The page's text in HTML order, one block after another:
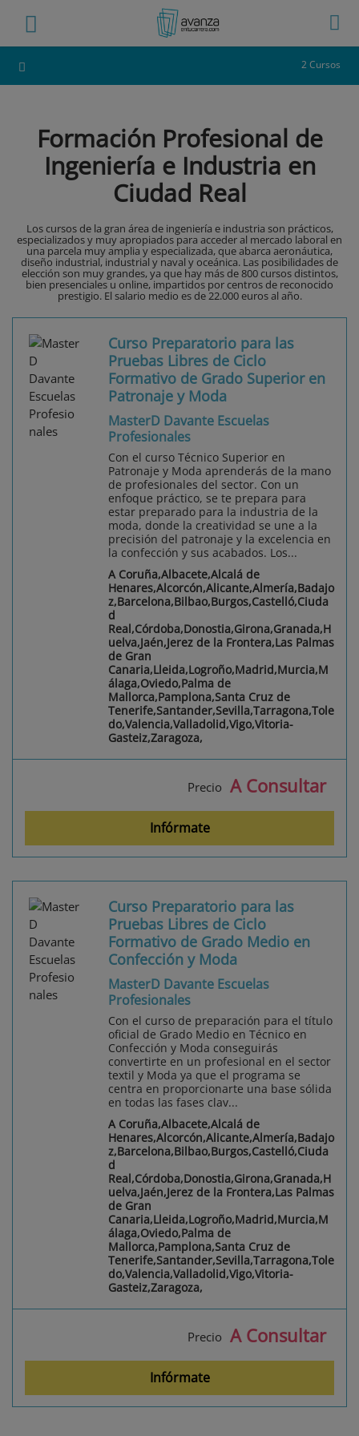
2 Cursos
Formación Profesional de
Ingeniería e Industria en
Ciudad Real
Los cursos de la gran área de ingeniería e industria son prácticos,
especializados y muy apropiados para acceder al mercado laboral en
una parcela muy amplia y especializada, que abarca aeronáutica,
diseño industrial, industrial y naval y oceánica. Las posibilidades de
elección son muy grandes, ya que hay más de 800 cursos distintos,
bien presenciales u online, impartidos por centros de reconocido
prestigio. El salario medio es de 22.000 euros al año.
Curso Preparatorio para las
Pruebas Libres de Ciclo
Formativo de Grado Superior en
Patronaje y Moda
MasterD Davante Escuelas
Profesionales
Con el curso Técnico Superior en
Patronaje y Moda aprenderás de la mano
de profesionales del sector. Con un
enfoque práctico, se te prepara para
estar preparado para la industria de la
moda, donde la creatividad se une a la
precisión del patronaje y la excelencia en
la confección y sus acabados. Los...
A Coruña,Albacete,Alcalá de
Henares,Alcorcón,Alicante,Almería,Badajo
z,Barcelona,Bilbao,Burgos,Castelló,Ciuda
d
Real,Córdoba,Donostia,Girona,Granada,H
uelva,Jaén,Jerez de la Frontera,Las Palmas
de Gran
Canaria,Lleida,Logroño,Madrid,Murcia,M
álaga,Oviedo,Palma de
Mallorca,Pamplona,Santa Cruz de
Tenerife,Santander,Sevilla,Tarragona,Tole
do,Valencia,Valladolid,Vigo,Vitoria-
Gasteiz,Zaragoza,
Precio A Consultar
Infórmate
Curso Preparatorio para las
Pruebas Libres de Ciclo
Formativo de Grado Medio en
Confección y Moda
MasterD Davante Escuelas
Profesionales
Con el curso de preparación para el título
oficial de Grado Medio en Técnico en
Confección y Moda conseguirás
convertirte en un profesional en el sector
textil y Moda ya que el programa se
centra en proporcionarte una base sólida
en todas las fases clav...
A Coruña,Albacete,Alcalá de
Henares,Alcorcón,Alicante,Almería,Badajo
z,Barcelona,Bilbao,Burgos,Castelló,Ciuda
d
Real,Córdoba,Donostia,Girona,Granada,H
uelva,Jaén,Jerez de la Frontera,Las Palmas
de Gran
Canaria,Lleida,Logroño,Madrid,Murcia,M
álaga,Oviedo,Palma de
Mallorca,Pamplona,Santa Cruz de
Tenerife,Santander,Sevilla,Tarragona,Tole
do,Valencia,Valladolid,Vigo,Vitoria-
Gasteiz,Zaragoza,
Precio A Consultar
Infórmate